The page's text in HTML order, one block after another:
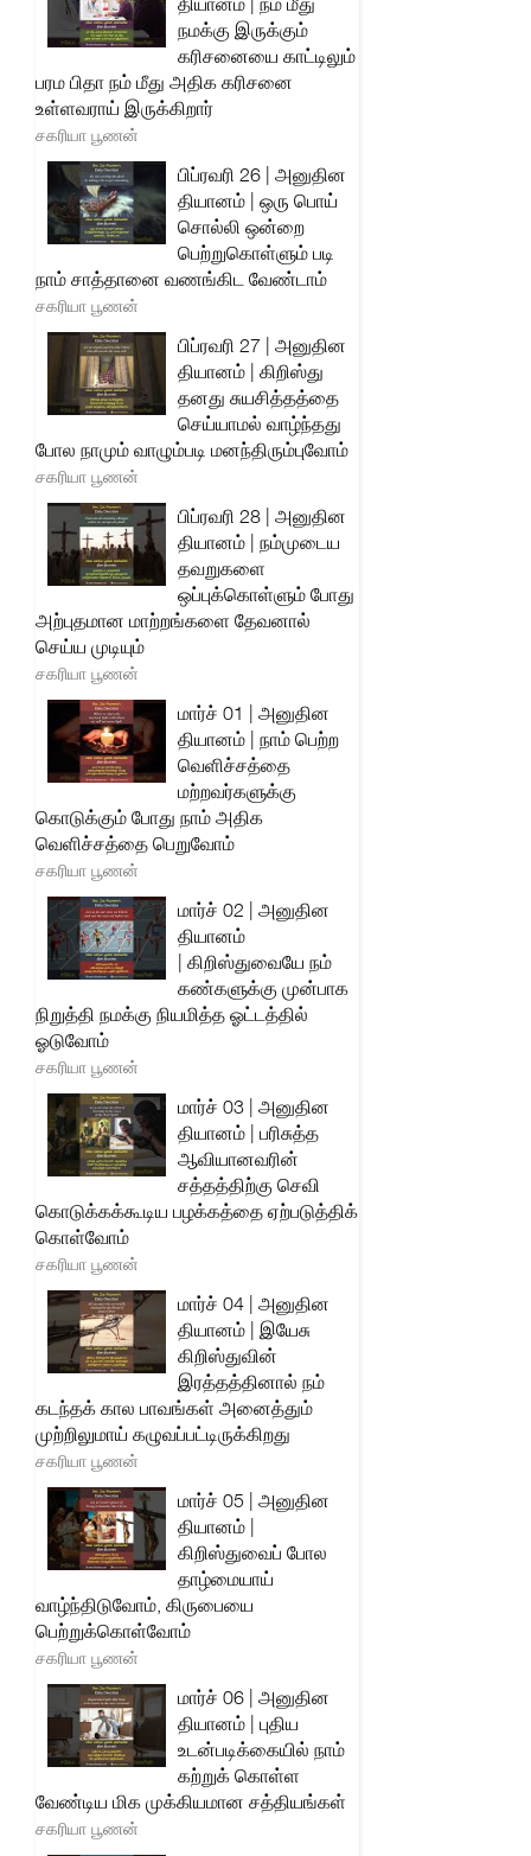
நமக்கு இருக்கும்
கரிசனையை காட்டிலும்
பரம பிதா நம் மீது அதிக கரிசனை
உள்ளவராய் இருக்கிறார்
சகரியா பூணன்
பிப்ரவரி 26 | அனுதின
தியானம் | ஒரு பொய்
சொல்லி ஒன்றை
பெற்றுகொள்ளும் படி
நாம் சாத்தானை வணங்கிட வேண்டாம்
சகரியா பூணன்
பிப்ரவரி 27 | அனுதின
தியானம் | கிறிஸ்து
தனது சுயசித்தத்தை
செய்யாமல் வாழ்ந்தது
போல நாமும் வாழும்படி மனந்திரும்புவோம்
சகரியா பூணன்
பிப்ரவரி 28 | அனுதின
தியானம் | நம்முடைய
தவறுகளை
ஒப்புக்கொள்ளும் போது
அற்புதமான மாற்றங்களை தேவனால்
செய்ய முடியும்
சகரியா பூணன்
மார்ச் 01 | அனுதின
தியானம் | நாம் பெற்ற
வெளிச்சத்தை
மற்றவர்களுக்கு
கொடுக்கும் போது நாம் அதிக
வெளிச்சத்தை பெறுவோம்
சகரியா பூணன்
மார்ச் 02 | அனுதின
தியானம்
| கிறிஸ்துவையே நம்
கண்களுக்கு முன்பாக
நிறுத்தி நமக்கு நியமித்த ஓட்டத்தில்
ஓடுவோம்
சகரியா பூணன்
மார்ச் 03 | அனுதின
தியானம் | பரிசுத்த
ஆவியானவரின்
சத்தத்திற்கு செவி
கொடுக்கக்கூடிய பழக்கத்தை ஏற்படுத்திக்
கொள்வோம்
சகரியா பூணன்
மார்ச் 04 | அனுதின
தியானம் | இயேசு
கிறிஸ்துவின்
இரத்தத்தினால் நம்
கடந்தக் கால பாவங்கள் அனைத்தும்
முற்றிலுமாய் கழுவப்பட்டிருக்கிறது
சகரியா பூணன்
மார்ச் 05 | அனுதின
தியானம் |
கிறிஸ்துவைப் போல
தாழ்மையாய்
வாழ்ந்திடுவோம், கிருபையை
பெற்றுக்கொள்வோம்
சகரியா பூணன்
மார்ச் 06 | அனுதின
தியானம் | புதிய
உடன்படிக்கையில் நாம்
கற்றுக் கொள்ள
வேண்டிய மிக முக்கியமான சத்தியங்கள்
சகரியா பூணன்